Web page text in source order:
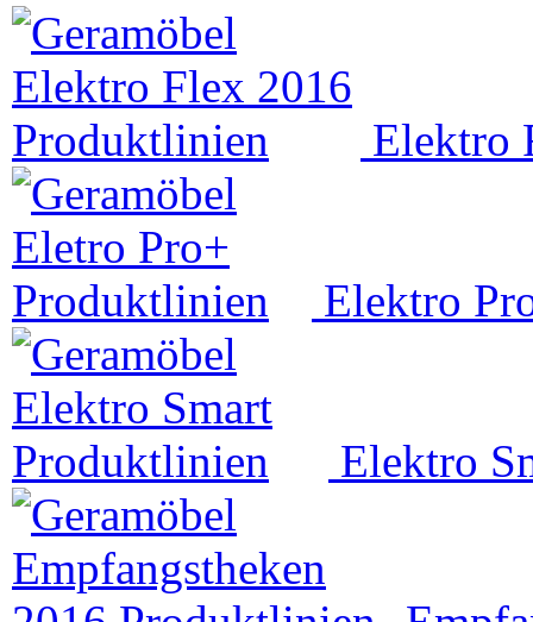
Elektro
Elektro
Elektro